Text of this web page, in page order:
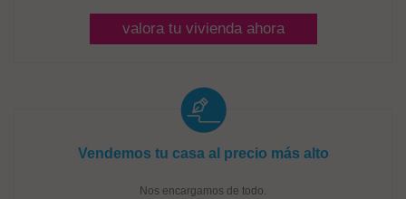
valora tu vivienda ahora
Vendemos tu casa al precio más alto
Nos encargamos de todo.